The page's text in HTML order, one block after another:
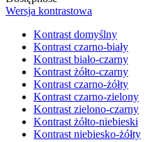
Wersja kontrastowa
Kontrast domyślny
Kontrast czarno-biały
Kontrast biało-czarny
Kontrast żółto-czarny
Kontrast czarno-żółty
Kontrast czarno-zielony
Kontrast zielono-czarny
Kontrast żółto-niebieski
Kontrast niebiesko-żółty